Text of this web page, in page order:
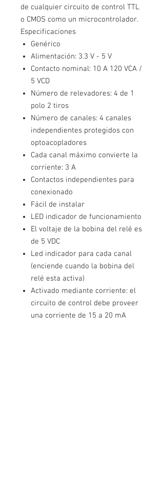
de cualquier circuito de control TTL
o CMOS como un microcontrolador.
Especificaciones
Genérico
Alimentación: 3.3 V - 5 V
Contacto nominal: 10 A 120 VCA /
5 VCD
Número de relevadores: 4 de 1
polo 2 tiros
Número de canales: 4 canales
independientes protegidos con
optoacopladores
Cada canal máximo convierte la
corriente: 3 A
Contactos independientes para
conexionado
Fácil de instalar
LED indicador de funcionamiento
El voltaje de la bobina del relé es
de 5 VDC
Led indicador para cada canal
(enciende cuando la bobina del
relé esta activa)
Activado mediante corriente: el
circuito de control debe proveer
una corriente de 15 a 20 mA